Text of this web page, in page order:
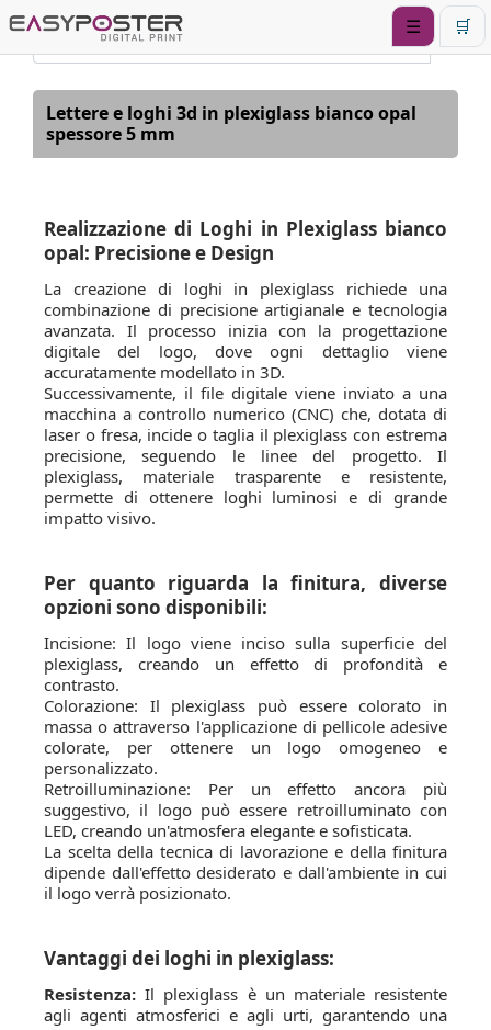
☰ 🛒
Lettere e loghi 3d in plexiglass bianco opal
spessore 5 mm
Realizzazione di Loghi in Plexiglass bianco
opal: Precisione e Design
La creazione di loghi in plexiglass richiede una
combinazione di precisione artigianale e tecnologia
avanzata. Il processo inizia con la progettazione
digitale del logo, dove ogni dettaglio viene
accuratamente modellato in 3D.
Successivamente, il file digitale viene inviato a una
macchina a controllo numerico (CNC) che, dotata di
laser o fresa, incide o taglia il plexiglass con estrema
precisione, seguendo le linee del progetto. Il
plexiglass, materiale trasparente e resistente,
permette di ottenere loghi luminosi e di grande
impatto visivo.
Per quanto riguarda la finitura, diverse
opzioni sono disponibili:
Incisione: Il logo viene inciso sulla superficie del
plexiglass, creando un effetto di profondità e
contrasto.
Colorazione: Il plexiglass può essere colorato in
massa o attraverso l'applicazione di pellicole adesive
colorate, per ottenere un logo omogeneo e
personalizzato.
Retroilluminazione: Per un effetto ancora più
suggestivo, il logo può essere retroilluminato con
LED, creando un'atmosfera elegante e sofisticata.
La scelta della tecnica di lavorazione e della finitura
dipende dall'effetto desiderato e dall'ambiente in cui
il logo verrà posizionato.
Vantaggi dei loghi in plexiglass:
Resistenza: Il plexiglass è un materiale resistente
agli agenti atmosferici e agli urti, garantendo una